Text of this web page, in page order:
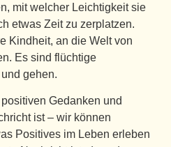
mit welcher Leichtigkeit sie
etwas Zeit zu zerplatzen.
Kindheit, an die Welt von
Es sind flüchtige
gehen.
Gedanken und
ist – wir können
Positives im Leben erleben